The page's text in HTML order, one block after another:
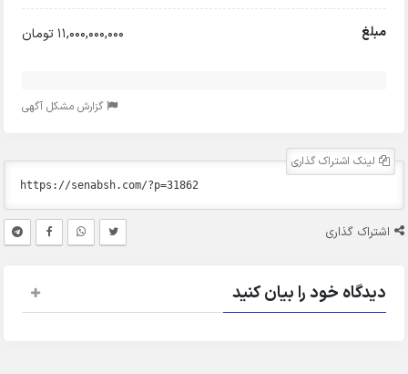
مبلغ 11,000,000,000 تومان
گزارش مشکل آگهی
لینک اشتراک گذاری
اشتراک گذاری
دیدگاه خود را بیان کنید